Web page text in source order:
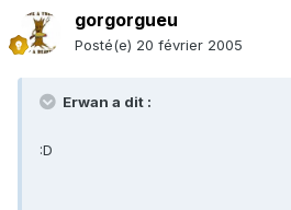
gorgorgueu
Posté(e) 20 février 2005
Erwan a dit :
:D